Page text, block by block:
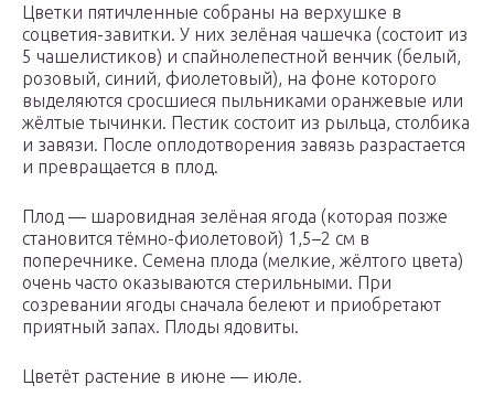
Цветки пятичленные собраны на верхушке в
соцветия-завитки. У них зелёная чашечка (состоит из
5 чашелистиков) и спайнолепестной венчик (белый,
розовый, синий, фиолетовый), на фоне которого
выделяются сросшиеся пыльниками оранжевые или
жёлтые тычинки. Пестик состоит из рыльца, столбика
и завязи. После оплодотворения завязь разрастается
и превращается в плод.
Плод — шаровидная зелёная ягода (которая позже
становится тёмно-фиолетовой) 1,5–2 см в
поперечнике. Семена плода (мелкие, жёлтого цвета)
очень часто оказываются стерильными. При
созревании ягоды сначала белеют и приобретают
приятный запах. Плоды ядовиты.
Цветёт растение в июне — июле.